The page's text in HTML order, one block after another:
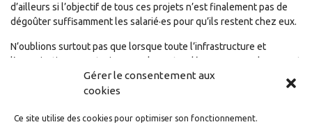
Gérer le consentement aux
cookies
Ce site utilise des cookies pour optimiser son fonctionnement.
d’ailleurs si l’objectif de tous ces projets n’est finalement pas de
dégoûter suffisamment les salarié·es pour qu’ils restent chez eux.
N’oublions surtout pas que lorsque toute l’infrastructure et
l’organisation seront mises en place et rodées pour que chacune et
chacun puissent travailler de chez soi, il sera extrêmement facile
de délocaliser la production vers des pays où le « chez soi » coûte